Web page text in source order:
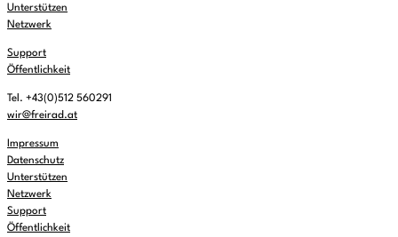
Unterstützen
Netzwerk
Support
Öffentlichkeit
Tel. +43(0)512 560291
wir@freirad.at
Impressum
Datenschutz
Unterstützen
Netzwerk
Support
Öffentlichkeit